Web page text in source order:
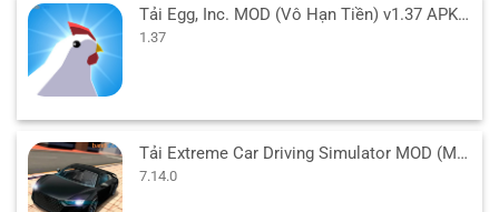
Tải Egg, Inc. MOD (Vô Hạn Tiền) v1.37 APK cho Android
1.37
Tải Extreme Car Driving Simulator MOD (Menu/Tiền/Full Xe) 7.14.0 APK
7.14.0